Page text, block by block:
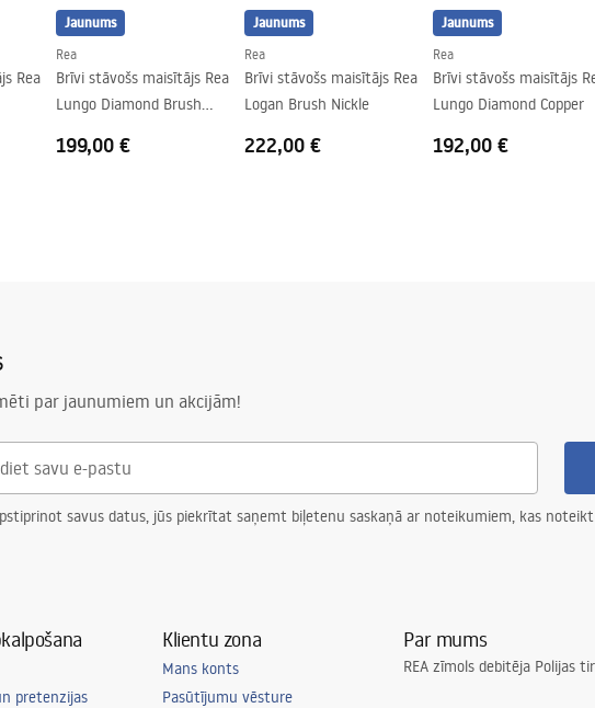
Rea
Jaunums
Rea
Brīvi stāvošs maisītājs Rea
Lungo Diamond Brush
199,00 €
Jaunums
Rea
Brīvi stāvošs maisītājs Rea
Logan Brush Nickle
222,00 €
Jaunums
Rea
Brīvi stāvošs maisītājs
Lungo Diamond Copper
192,00 €
par jaunumiem un akcijām!
savus datus, jūs piekrītat saņemt biļetenu saskaņā ar noteikumiem, kas
pretenzijas
Klientu zona
Mans konts
Pasūtījumu vēsture
Par mums
REA zīmols debitēja Polijas